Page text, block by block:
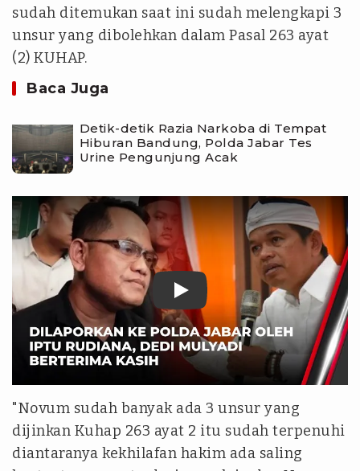
sudah ditemukan saat ini sudah melengkapi 3
unsur yang dibolehkan dalam Pasal 263 ayat
(2) KUHAP.
Baca Juga
Detik-detik Razia Narkoba di Tempat
Hiburan Bandung, Polda Jabar Tes
Urine Pengunjung Acak
tvonenews
"Novum sudah banyak ada 3 unsur yang
dijinkan Kuhap 263 ayat 2 itu sudah terpenuhi
diantaranya kekhilafan hakim ada saling